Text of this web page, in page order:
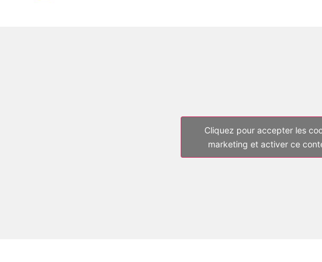
Cliquez pour accepter les
marketing et activer ce